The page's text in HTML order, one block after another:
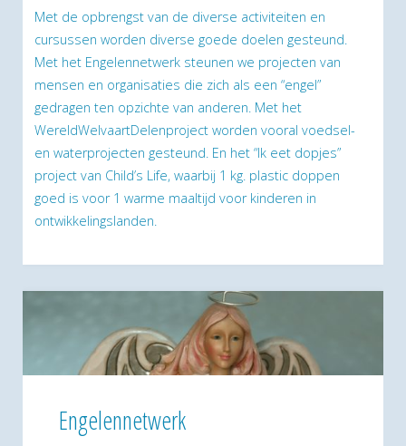
Met de opbrengst van de diverse activiteiten en
cursussen worden diverse goede doelen gesteund.
Met het Engelennetwerk steunen we projecten van
mensen en organisaties die zich als een “engel”
gedragen ten opzichte van anderen. Met het
WereldWelvaartDelenproject worden vooral voedsel-
en waterprojecten gesteund. En het “Ik eet dopjes”
project van Child’s Life, waarbij 1 kg. plastic doppen
goed is voor 1 warme maaltijd voor kinderen in
ontwikkelingslanden.
Engelennetwerk